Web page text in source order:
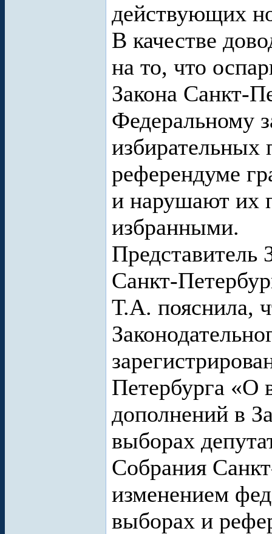
действующих
В качестве
на то, что
Закона Санкт-
Федеральному
избирательных
референдуме
и нарушают их
избранными.
Представитель
Санкт-
Т.А. пояснила,
Петербурга «О
дополнений в
выборах
Собрания
изменением
выборах и